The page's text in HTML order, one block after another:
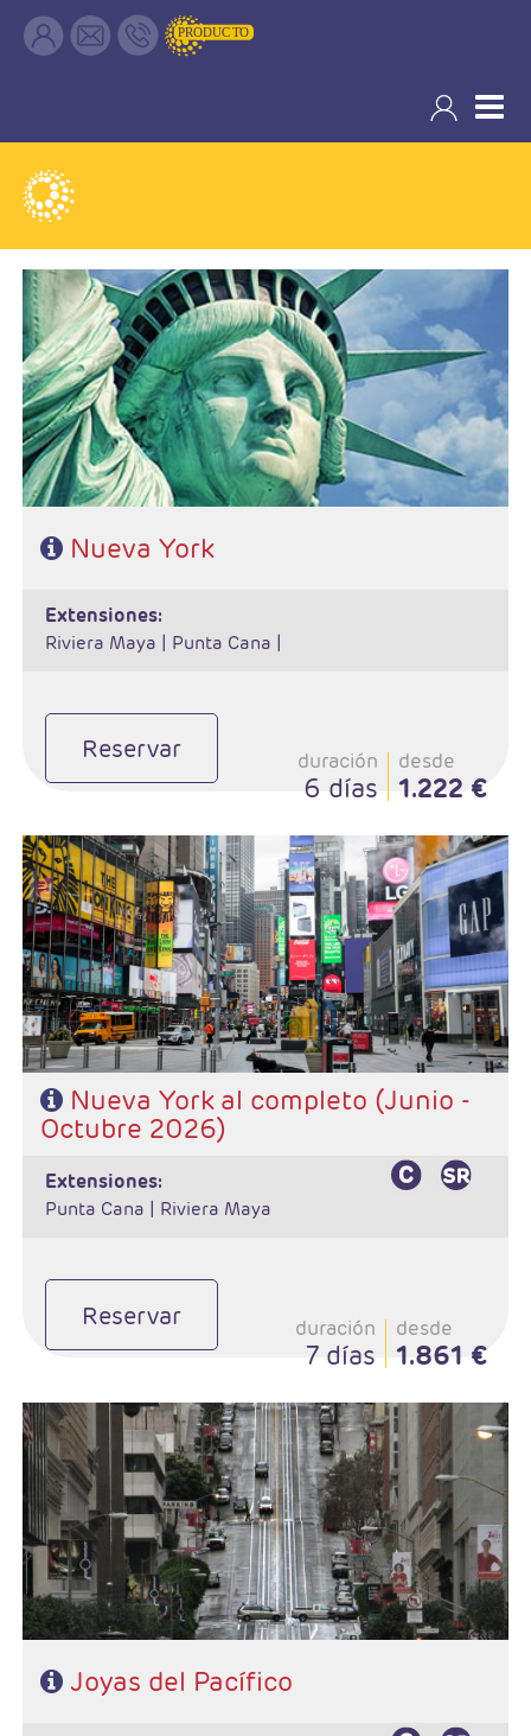
- Salidas: Diarias
- Ruta: 4 noches (ampliables) Nueva York
- Categoría hotelera: A su elección
- Régimen: A su elección
- A destacar: Incluye traslados y Alto y Bajo Manhatan
Nueva York
extensiones:
Riviera Maya | Punta Cana |
Reservar duración
6 días
desde
1.222 €
- Salida: Jueves de Junio a Octubre
- 5 noches de estancia
- Régimen: Alojamiento
- Visitas incluidas (Contrastes, Alto y Bajo Manhattan y
Washington
- Hotel: Sheraton New York Times Square
Nueva York al completo (Junio -
Octubre 2026)
extensiones:
Punta Cana | Riviera Maya
Reservar duración
7 días
desde
1.861 €
- Salida: Jueves
- Ruta: San Francisco - Monterey - Carmel - Lompoc -
Santa Bárbara - Los Angeles
- Categoría hotelera: 3*- 4*
- Régimen: Alojamiento y desayuno
Joyas del Pacífico